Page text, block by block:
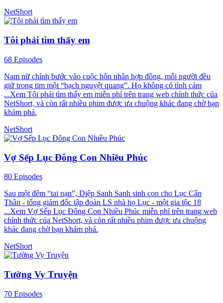
NetShort
Tôi phải tìm thấy em
68 Episodes
Nam nữ chính bước vào cuộc hôn nhân hợp đồng, mỗi người đều
giữ trong tim một “bạch nguyệt quang”. Họ không có tình cảm
...Xem Tôi phải tìm thấy em miễn phí trên trang web chính thức của
NetShort, và còn rất nhiều phim được ưa chuộng khác đang chờ bạn
khám phá.
NetShort
Vợ Sếp Lục Đông Con Nhiều Phúc
80 Episodes
Sau một đêm “tai nạn”, Diệp Sanh Sanh sinh con cho Lục Cẩn
Thần - tổng giám đốc tập đoàn LS nhà họ Lục - một gia tộc 18
...Xem Vợ Sếp Lục Đông Con Nhiều Phúc miễn phí trên trang web
chính thức của NetShort, và còn rất nhiều phim được ưa chuộng
khác đang chờ bạn khám phá.
NetShort
Tường Vy Truyện
70 Episodes